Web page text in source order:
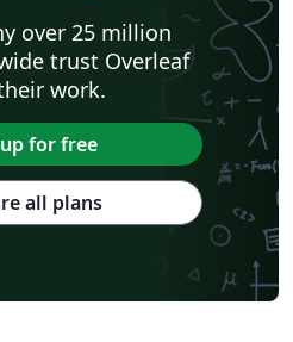
over 25 million
trust Overleaf
work.
for free
all plans